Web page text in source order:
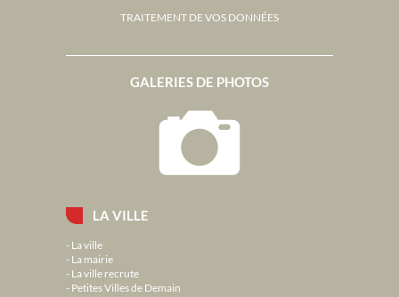
LA VILLE
La ville
La mairie
La ville recrute
Petites Villes de Demain
GALERIES DE PHOTOS
TRAITEMENT DE VOS DONNÉES